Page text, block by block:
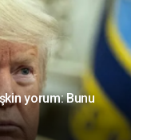
yorum: Bunu